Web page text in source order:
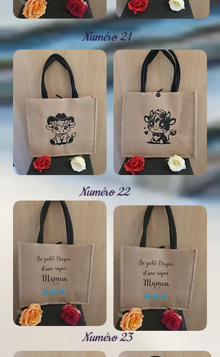
Numéro 21
Numéro 22
Numéro 23